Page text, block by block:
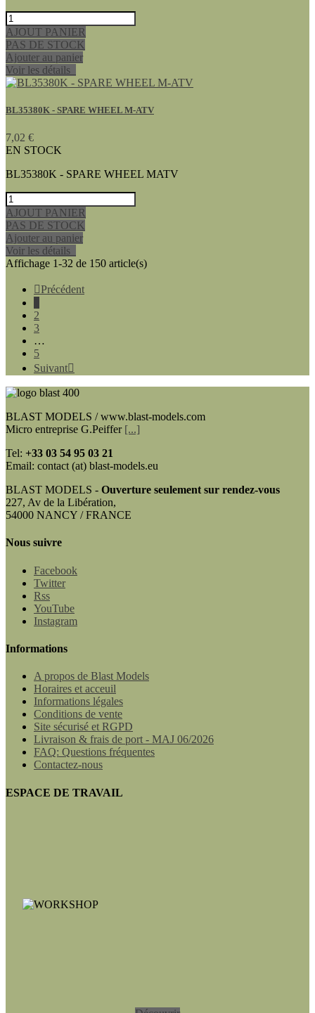
AJOUT PANIER
PAS DE STOCK
Ajouter au panier
Voir les détails
BL35380K - SPARE WHEEL M-ATV
7,02 €
EN STOCK
BL35380K - SPARE WHEEL MATV
AJOUT PANIER
PAS DE STOCK
Ajouter au panier
Voir les détails
Affichage 1-32 de 150 article(s)
Précédent
2
3
…
5
Suivant
BLAST MODELS / www.blast-models.com
Micro entreprise G.Peiffer [...]
Tel: +33 03 54 95 03 21
Email: contact (at) blast-models.eu
BLAST MODELS - Ouverture seulement sur rendez-vous
227, Av de la Libération,
54000 NANCY / FRANCE
Nous suivre
Facebook
Twitter
Rss
YouTube
Instagram
Informations
A propos de Blast Models
Horaires et acceuil
Informations légales
Conditions de vente
Site sécurisé et RGPD
Livraison & frais de port - MAJ 06/2026
FAQ: Questions fréquentes
Contactez-nous
ESPACE DE TRAVAIL